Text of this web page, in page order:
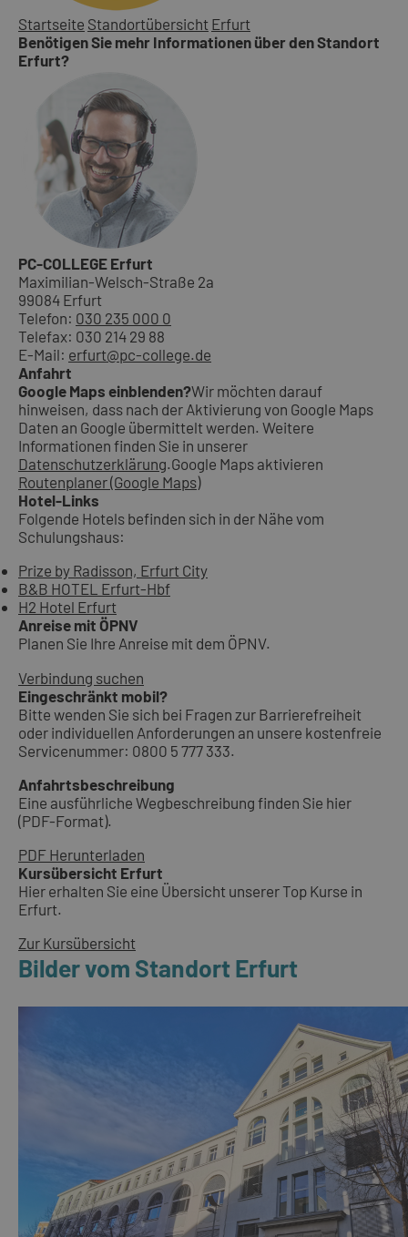
Startseite Standortübersicht Erfurt
Benötigen Sie mehr Informationen über den Standort
Erfurt?
PC-COLLEGE Erfurt
Maximilian-Welsch-Straße 2a
99084 Erfurt
Telefon: 030 235 000 0
Telefax: 030 214 29 88
E-Mail: erfurt@pc-college.de
Anfahrt
Google Maps einblenden?Wir möchten darauf
hinweisen, dass nach der Aktivierung von Google Maps
Daten an Google übermittelt werden. Weitere
Informationen finden Sie in unserer
Datenschutzerklärung.Google Maps aktivieren
Routenplaner (Google Maps)
Hotel-Links
Folgende Hotels befinden sich in der Nähe vom
Schulungshaus:
Prize by Radisson, Erfurt City
B&B HOTEL Erfurt-Hbf
H2 Hotel Erfurt
Anreise mit ÖPNV
Planen Sie Ihre Anreise mit dem ÖPNV.
Verbindung suchen
Eingeschränkt mobil?
Bitte wenden Sie sich bei Fragen zur Barrierefreiheit
oder individuellen Anforderungen an unsere kostenfreie
Servicenummer: 0800 5 777 333.
Anfahrtsbeschreibung
Eine ausführliche Wegbeschreibung finden Sie hier
(PDF-Format).
PDF Herunterladen
Kursübersicht Erfurt
Hier erhalten Sie eine Übersicht unserer Top Kurse in
Erfurt.
Zur Kursübersicht
Bilder vom Standort Erfurt